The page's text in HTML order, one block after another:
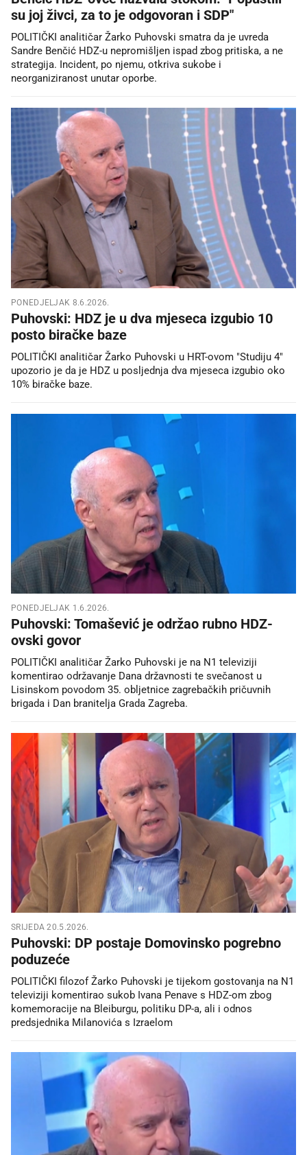
su joj živci, za to je odgovoran i SDP"
POLITIČKI analitičar Žarko Puhovski smatra da je uvreda
Sandre Benčić HDZ-u nepromišljen ispad zbog pritiska, a ne
strategija. Incident, po njemu, otkriva sukobe i
neorganiziranost unutar oporbe.
PONEDJELJAK 8.6.2026.
Puhovski: HDZ je u dva mjeseca izgubio 10
posto biračke baze
POLITIČKI analitičar Žarko Puhovski u HRT-ovom "Studiju 4"
upozorio je da je HDZ u posljednja dva mjeseca izgubio oko
10% biračke baze.
PONEDJELJAK 1.6.2026.
Puhovski: Tomašević je održao rubno HDZ-
ovski govor
POLITIČKI analitičar Žarko Puhovski je na N1 televiziji
komentirao održavanje Dana državnosti te svečanost u
Lisinskom povodom 35. obljetnice zagrebačkih pričuvnih
brigada i Dan branitelja Grada Zagreba.
SRIJEDA 20.5.2026.
Puhovski: DP postaje Domovinsko pogrebno
poduzeće
POLITIČKI filozof Žarko Puhovski je tijekom gostovanja na N1
televiziji komentirao sukob Ivana Penave s HDZ-om zbog
komemoracije na Bleiburgu, politiku DP-a, ali i odnos
predsjednika Milanovića s Izraelom